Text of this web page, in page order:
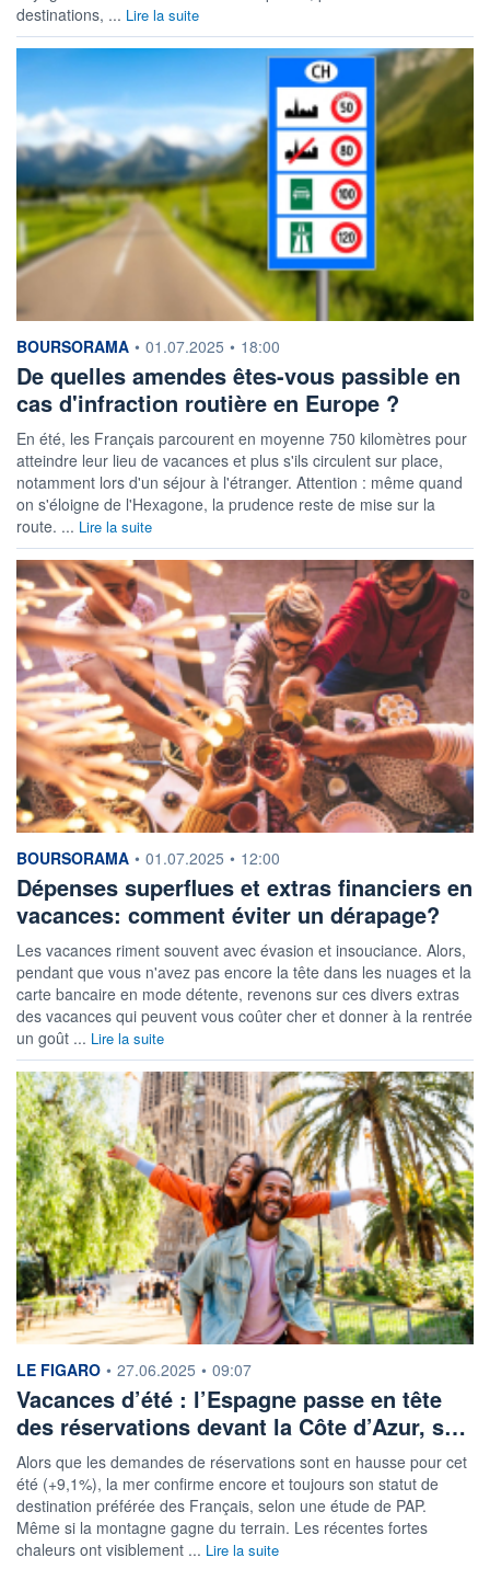
destinations, ... Lire la suite
information fournie par
BOURSORAMA • 01.07.2025 • 18:00
De quelles amendes êtes-vous passible en
cas d'infraction routière en Europe ?
En été, les Français parcourent en moyenne 750 kilomètres pour
atteindre leur lieu de vacances et plus s'ils circulent sur place,
notamment lors d'un séjour à l'étranger. Attention : même quand
on s'éloigne de l'Hexagone, la prudence reste de mise sur la
route. ... Lire la suite
information fournie par
BOURSORAMA • 01.07.2025 • 12:00
Dépenses superflues et extras financiers en
vacances: comment éviter un dérapage?
Les vacances riment souvent avec évasion et insouciance. Alors,
pendant que vous n'avez pas encore la tête dans les nuages et la
carte bancaire en mode détente, revenons sur ces divers extras
des vacances qui peuvent vous coûter cher et donner à la rentrée
un goût ... Lire la suite
information fournie par
LE FIGARO • 27.06.2025 • 09:07
Vacances d’été : l’Espagne passe en tête
des réservations devant la Côte d’Azur, s…
Alors que les demandes de réservations sont en hausse pour cet
été (+9,1%), la mer confirme encore et toujours son statut de
destination préférée des Français, selon une étude de PAP.
Même si la montagne gagne du terrain. Les récentes fortes
chaleurs ont visiblement ... Lire la suite